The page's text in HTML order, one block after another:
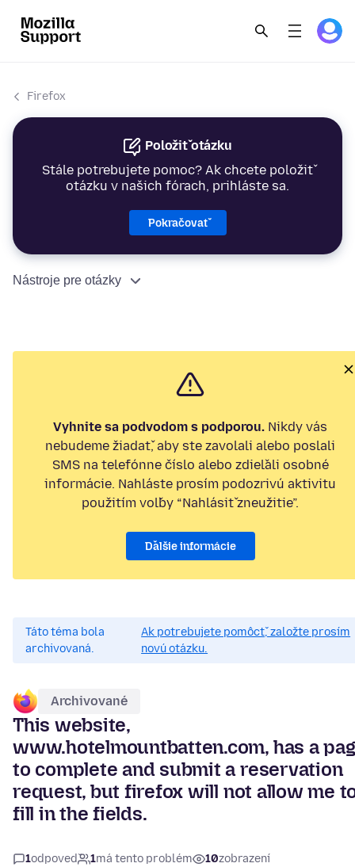
Firefox
Položiť otázku
Stále potrebujete pomoc? Ak chcete položiť
otázku v našich fórach, prihláste sa.
Pokračovať
Nástroje pre otázky
Vyhnite sa podvodom s podporou. Nikdy vás
nebudeme žiadať, aby ste zavolali alebo poslali
SMS na telefónne číslo alebo zdieľali osobné
informácie. Nahláste prosím podozrivú aktivitu
použitím voľby “Nahlásiť zneužitie”.
Ďalšie informácie
Táto téma bola
archivovaná.
Ak potrebujete pomôcť, založte prosím
novú otázku.
Archivované
This website,
www.hotelmountbatten.com, has a
to complete and submit a reservation
request, but firefox will not allow me
fill in the fields.
1odpoveď 1má tento problém 10zobrazení